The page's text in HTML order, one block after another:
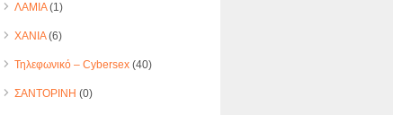
ΛΑΜΙΑ(1)
ΧΑΝΙΑ(6)
Τηλεφωνικό – Cybersex(40)
ΣΑΝΤΟΡΙΝΗ (0)